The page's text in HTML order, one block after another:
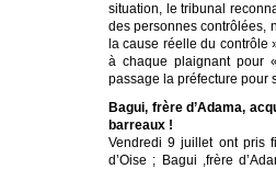
situation, le tribunal
des personnes contrôlées,
la cause réelle du contrôle
à chaque plaignant pour
passage la préfecture pour
Bagui, frère d’Adama,
barreaux !
Vendredi 9 juillet ont pris
d’Oise ; Bagui ,frère